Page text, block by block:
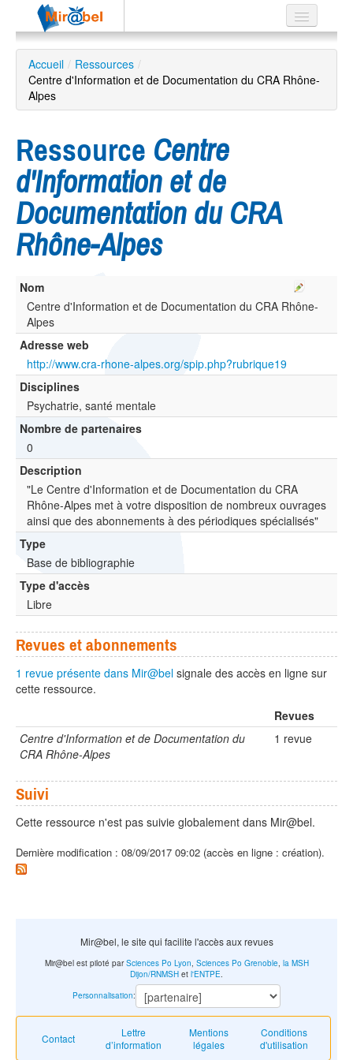
Le réseau
Soutien
Listes
Recherche
avancée
EN
ES
Accueil / Ressources /
Centre d'Information et de Documentation du CRA Rhône-
Alpes
Ressource Centre
d'Information et de
Documentation du CRA
Rhône-Alpes
Nom
Centre d'Information et de Documentation du CRA Rhône-
Alpes
Adresse web
http://www.cra-rhone-alpes.org/spip.php?rubrique19
Disciplines
Psychatrie, santé mentale
Nombre de partenaires
0
Description
"Le Centre d'Information et de Documentation du CRA
Rhône-Alpes met à votre disposition de nombreux ouvrages
ainsi que des abonnements à des périodiques spécialisés"
Type
Base de bibliographie
Type d'accès
Libre
Revues et abonnements
1 revue présente dans Mir@bel signale des accès en ligne sur
cette ressource.
Revues
Centre d'Information et de Documentation du
CRA Rhône-Alpes
1 revue
Suivi
Cette ressource n'est pas suivie globalement dans Mir@bel.
Dernière modification : 08/09/2017 09:02 (accès en ligne : création).
Mir@bel, le site qui facilite l'accès aux revues
Contact
Lettre
d’information
Mentions
légales
Conditions
d'utilisation
Mir@bel est piloté parSciences Po Lyon, Sciences Po Grenoble, la MSH
Dijon/RNMSH et l'ENTPE.
Personnalisation: